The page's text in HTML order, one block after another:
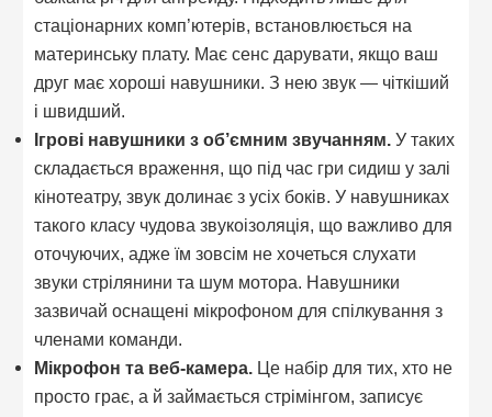
стаціонарних комп’ютерів, встановлюється на
материнську плату. Має сенс дарувати, якщо ваш
друг має хороші навушники. З нею звук — чіткіший
і швидший.
Ігрові навушники з об’ємним звучанням. У таких
складається враження, що під час гри сидиш у залі
кінотеатру, звук долинає з усіх боків. У навушниках
такого класу чудова звукоізоляція, що важливо для
оточуючих, адже їм зовсім не хочеться слухати
звуки стрілянини та шум мотора. Навушники
зазвичай оснащені мікрофоном для спілкування з
членами команди.
Мікрофон та веб-камера. Це набір для тих, хто не
просто грає, а й займається стрімінгом, записує